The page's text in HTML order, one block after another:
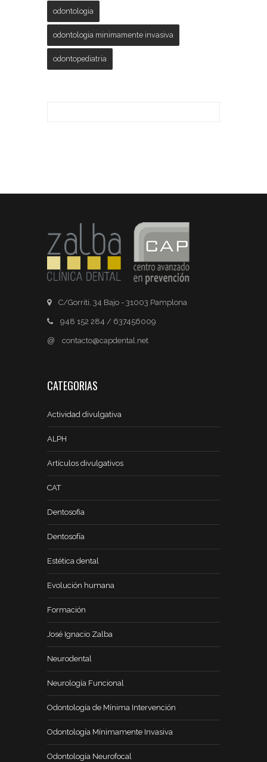
odontologia
odontologia minimamente invasiva
odontopediatria
C/Gorriti, 34 Bajo - 31003 Pamplona
948 152 284 / 637456009
@ contacto@capdental.net
CATEGORIAS
Actividad divulgativa
ALPH
Artículos divulgativos
CAT
Dentosofia
Dentosofía
Estética dental
Evolución humana
Formación
José Ignacio Zalba
Neurodental
Neurología Funcional
Odontología de Mínima Intervención
Odontología Mínimamente Invasiva
Odontología Neurofocal